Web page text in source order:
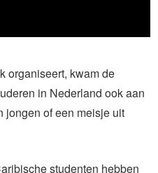
organiseert, kwam de
in Nederland ook aan
jongen of een meisje uit
studenten hebben